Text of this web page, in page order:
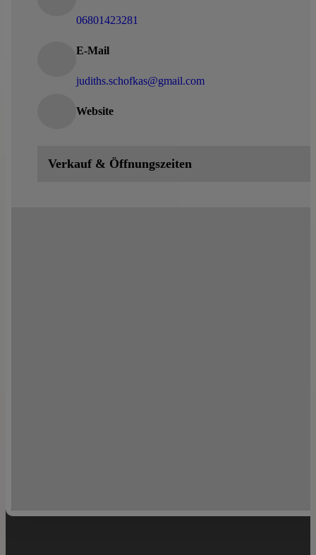
06801423281
E-Mail
judiths.schofkas@gmail.com
Website
Verkauf & Öffnungszeiten